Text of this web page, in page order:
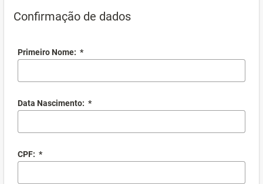
Confirmação de dados
Primeiro Nome: *
Data Nascimento: *
CPF: *